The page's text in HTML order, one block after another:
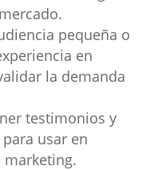
pequeña o
en
la demanda
testimonios y
usar en
marketing.